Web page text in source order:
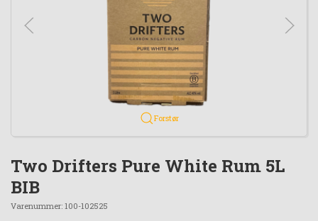
Forstør
Two Drifters Pure White Rum 5L
BIB
Varenummer: 100-102525